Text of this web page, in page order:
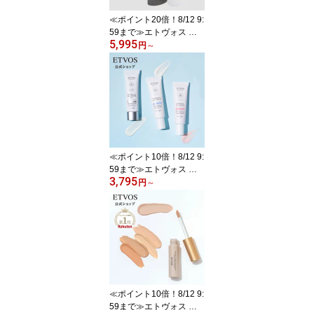
≪ポイント20倍！8/12 9:
59まで≫エトヴォス 公
式( ETVOS ) トラネキサ
ム酸 グリチルレチン酸ス
テアリル ナイアシンアミ
ド セラミド 美白 美白美
容液 敏感肌 美容液 シミ
ホワイトニング 日本製
「薬用 ホワイトニングク
リアセラムW」 医薬部外
品 50ml 【30日間返品保
証】
5,995 円 ～
≪ポイント10倍！8/12 9:
59まで≫エトヴォス 公
式( ETVOS ) トーンアッ
プ UV 日焼け止め 化粧下
地 美容液 紫外線 保湿 敏
感肌 毛穴 毛穴カバー ス
キンケア くすみ ヒト型
セラミド セラミド 「 ミ
ネラルUVアクアセラム
」 SPF 35 PA+++ 【30日
3,795 円 ～
≪ポイント10倍！8/12 9:
59まで≫エトヴォス 公